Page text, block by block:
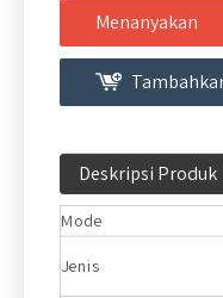
Menanyakan
Deskripsi Produk
Mode
Jenis